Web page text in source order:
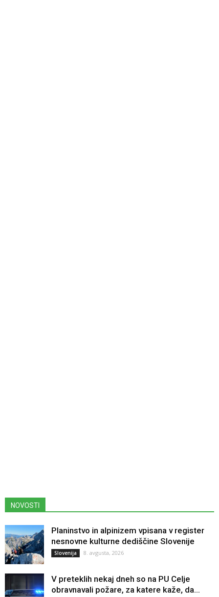
NOVOSTI
Planinstvo in alpinizem vpisana v register
nesnovne kulturne dediščine Slovenije
Slovenija 8. avgusta, 2026
V preteklih nekaj dneh so na PU Celje
obravnavali požare, za katere kaže, da...